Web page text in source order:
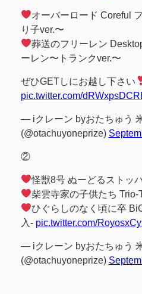
オーバーロード Coreful
り子ver.〜
葬送のフリーレン
ーレン〜トランクver.〜
ぜひGETしにお越し下さい
pic.twitter.com/
— iクレーン byおたちゅう
(@otachuyoneprize)
②
怪獣8号 ぬーどるストッ
柴雲寺家の子供たち
ひぐらしのなく頃に卒
入- pic.twitter.com/
— iクレーン byおたちゅう
(@otachuyoneprize)